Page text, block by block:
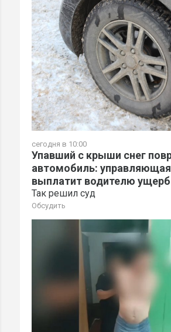
сегодня в 10:00
Упавший с крыши снег
автомобиль:
выплатит водителю ущерб
Так решил суд
Обсудить